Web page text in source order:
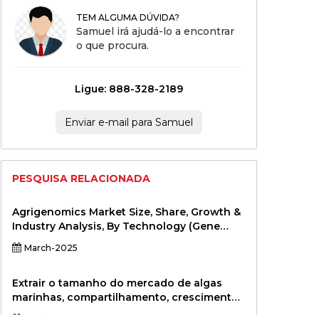
TEM ALGUMA DÚVIDA?
Samuel irá ajudá-lo a encontrar
o que procura.
Ligue: 888-328-2189
Enviar e-mail para Samuel
PESQUISA RELACIONADA
Agrigenomics Market Size, Share, Growth &
Industry Analysis, By Technology (Gene
Editing, Genetic Sequencing, Molecular
Breeding, Marker-Assisted Selection), By
Improvement, Seed Development, Disease
Resistance, Others), By End User
(Agribusinesses, Research Institutions,
March-2025
Extrair o tamanho do mercado de algas
marinhas, compartilhamento, crescimento
e análise da indústria, por tipo de produto